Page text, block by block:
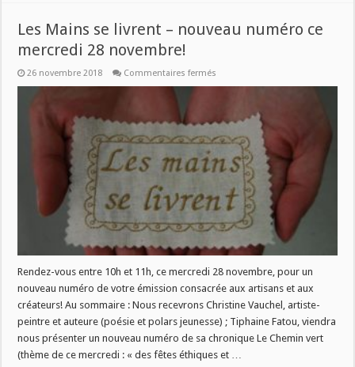
Les Mains se livrent – nouveau numéro ce
mercredi 28 novembre!
26 novembre 2018 Commentaires fermés
–
nouveau
numéro
mercredi
28
novembre!
Rendez-vous entre 10h et 11h, ce mercredi 28 novembre, pour un
nouveau numéro de votre émission consacrée aux artisans et aux
créateurs! Au sommaire : Nous recevrons Christine Vauchel, artiste-
peintre et auteure (poésie et polars jeunesse) ; Tiphaine Fatou, viendra
nous présenter un nouveau numéro de sa chronique Le Chemin vert
(thème de ce mercredi : « des fêtes éthiques et …